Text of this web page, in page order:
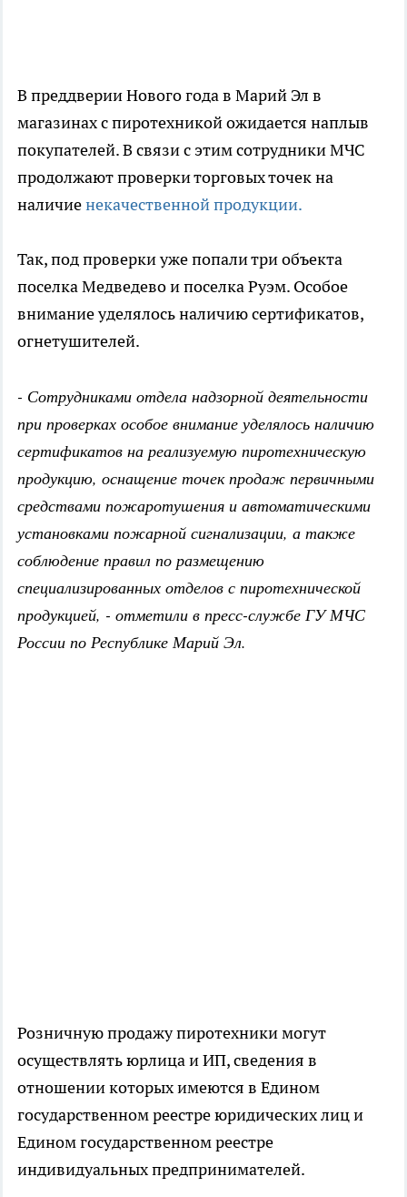
В преддверии Нового года в Марий Эл в
магазинах с пиротехникой ожидается наплыв
покупателей. В связи с этим сотрудники МЧС
продолжают проверки торговых точек на
наличиенекачественной продукции.
Так, под проверки уже попали три объекта
поселка Медведево и поселка Руэм. Особое
внимание уделялось наличию сертификатов,
огнетушителей.
- Сотрудниками отдела надзорной деятельности
при проверках особое внимание уделялось наличию
сертификатов на реализуемую пиротехническую
продукцию, оснащение точек продаж первичными
средствами пожаротушения и автоматическими
установками пожарной сигнализации, а также
соблюдение правил по размещению
специализированных отделов с пиротехнической
продукцией, - отметили в пресс-службе ГУ МЧС
России по Республике Марий Эл.
Розничную продажу пиротехники могут
осуществлять юрлица и ИП, сведения в
отношении которых имеются в Едином
государственном реестре юридических лиц и
Едином государственном реестре
индивидуальных предпринимателей.